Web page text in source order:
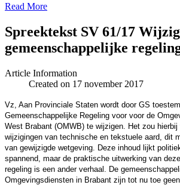
Read More
Spreektekst SV 61/17
gemeenschappelijke
Article Information
Created on 17 november 2017
Vz, Aan Provinciale Staten wordt door GS
Gemeenschappelijke Regeling voor voor de
West Brabant (OMWB) te wijzigen. Het zou hierbij
wijzigingen van technische en tekstuele aard, dit
van gewijzigde wetgeving. Deze inhoud lijkt
spannend, maar de praktische uitwerking van
regeling is een ander verhaal. De
Omgevingsdiensten in Brabant zijn tot nu toe